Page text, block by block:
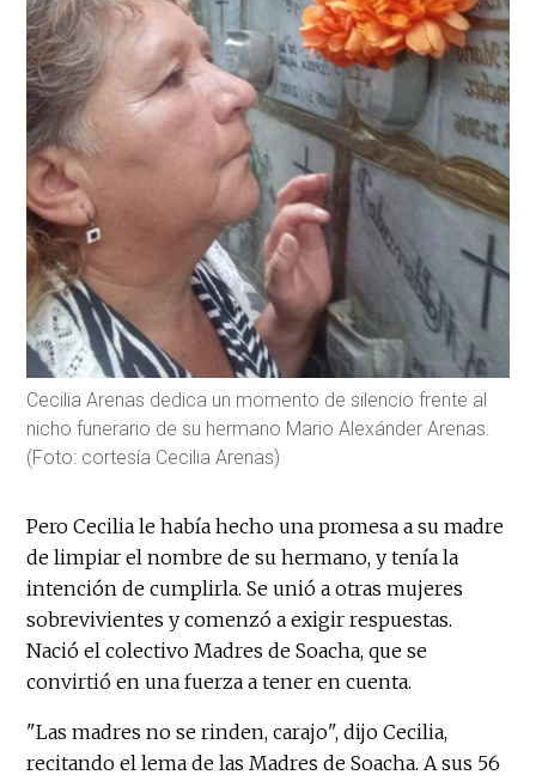
Cecilia Arenas dedica un momento de silencio frente al
nicho funerario de su hermano Mario Alexánder Arenas.
(Foto: cortesía Cecilia Arenas)
Pero Cecilia le había hecho una promesa a su madre
de limpiar el nombre de su hermano, y tenía la
intención de cumplirla. Se unió a otras mujeres
sobrevivientes y comenzó a exigir respuestas.
Nació el colectivo Madres de Soacha, que se
convirtió en una fuerza a tener en cuenta.
"Las madres no se rinden, carajo", dijo Cecilia,
recitando el lema de las Madres de Soacha. A sus 56